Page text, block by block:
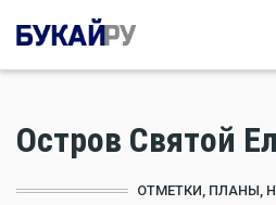
Остров Святой
ОТМЕТКИ, ПЛАНЫ,